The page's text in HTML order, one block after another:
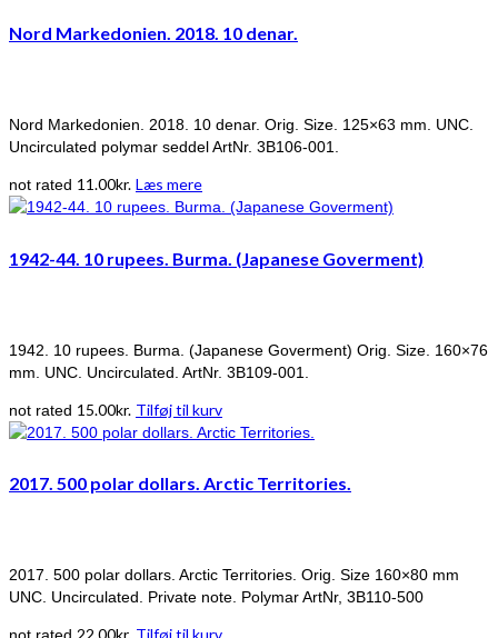
Nord Markedonien. 2018. 10 denar.
Nord Markedonien. 2018. 10 denar. Orig. Size. 125×63 mm. UNC.
Uncirculated polymar seddel ArtNr. 3B106-001.
not rated 11.00kr. Læs mere
1942-44. 10 rupees. Burma. (Japanese Goverment)
1942. 10 rupees. Burma. (Japanese Goverment) Orig. Size. 160×76
mm. UNC. Uncirculated. ArtNr. 3B109-001.
not rated 15.00kr. Tilføj til kurv
2017. 500 polar dollars. Arctic Territories.
2017. 500 polar dollars. Arctic Territories. Orig. Size 160×80 mm
UNC. Uncirculated. Private note. Polymar ArtNr, 3B110-500
22.00kr. Tilføj til kurv